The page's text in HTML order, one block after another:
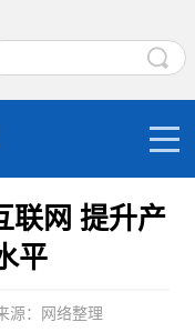
联网 提升产
平
源：网络整理